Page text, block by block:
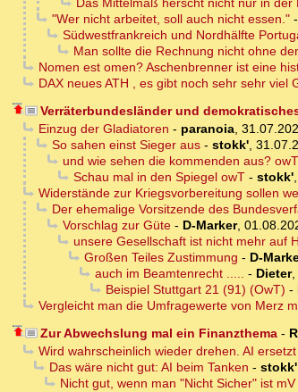
Das Mittelmaß herscht nicht nur in der
"Wer nicht arbeitet, soll auch nicht essen."-
Südwestfrankreich und Nordhälfte
Man sollte die Rechnung nicht ohne
Nomen est omen? Aschenbrenner ist eine
DAX neues ATH , es gibt noch sehr sehr viel
Verräterbundesländer und
Einzug der Gladiatoren - paranoia,
So sahen einst Sieger aus- stokk',
und wie sehen die kommenden aus? owT
Schau mal in den Spiegel owT- stokk',
Widerstände zur Kriegsvorbereitung sollen
Der ehemalige Vorsitzende des
Vorschlag zur Güte- D-Marker,
unsere Gesellschaft ist nicht mehr auf
Großen Teiles Zustimmung - D-
auch im Beamtenrecht ..... - Dieter,
Beispiel Stuttgart 21 (91) (OwT) -
Vergleicht man die Umfragewerte von Merz
Zur Abwechslung mal ein Finanzthema-
Wird wahrscheinlich wieder drehen. AI
Das wäre nicht gut: AI beim Tanken - stokk'
Nicht gut, wenn man "Nicht Sicher" ist